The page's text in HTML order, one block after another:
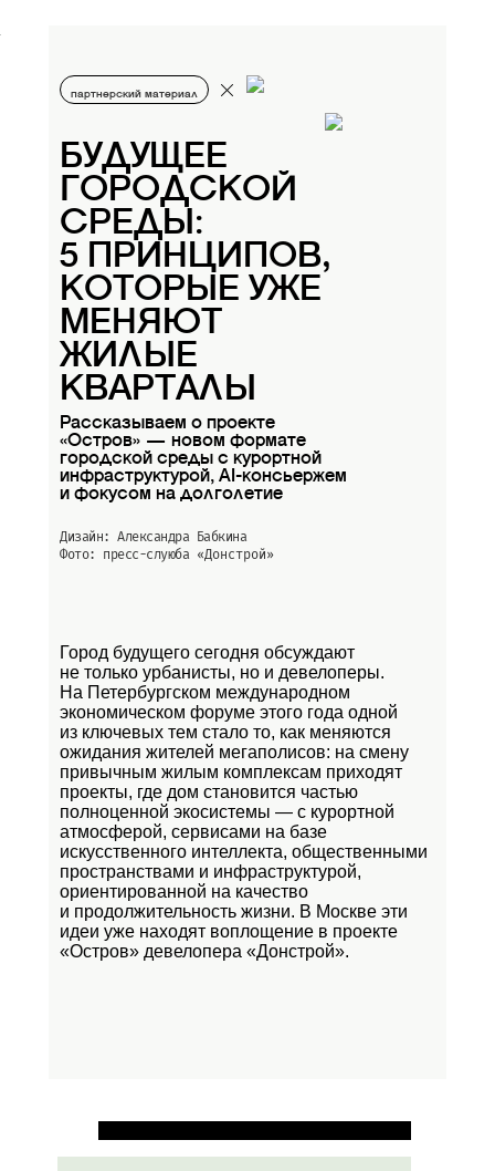
партнерский материал
БУДУЩЕЕ
ГОРОДСКОЙ
СРЕДЫ:
5 ПРИНЦИПОВ,
КОТОРЫЕ УЖЕ
МЕНЯЮТ
ЖИЛЫЕ
КВАРТАЛЫ
Рассказываем о проекте
«Остров» — новом формате
городской среды с курортной
инфраструктурой, AI-консьержем
и фокусом на долголетие
Дизайн: Александра Бабкина
Фото: пресс-слуюба «Донстрой»
Город будущего сегодня обсуждают
не только урбанисты, но и девелоперы.
На Петербургском международном
экономическом форуме этого года одной
из ключевых тем стало то, как меняются
ожидания жителей мегаполисов: на смену
привычным жилым комплексам приходят
проекты, где дом становится частью
полноценной экосистемы — с курортной
атмосферой, сервисами на базе
искусственного интеллекта, общественными
пространствами и инфраструктурой,
ориентированной на качество
и продолжительность жизни. В Москве эти
идеи уже находят воплощение в проекте
«Остров» девелопера «Донстрой».